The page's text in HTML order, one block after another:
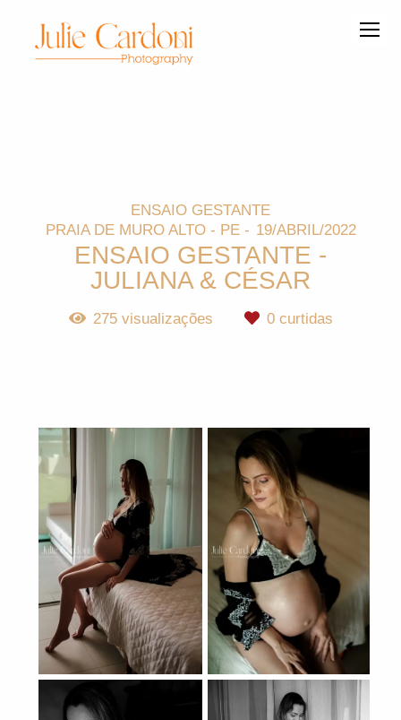
ENSAIO GESTANTE
PRAIA DE MURO ALTO - PE
19/ABRIL/2022
ENSAIO GESTANTE -
JULIANA & CÉSAR
275visualizações 0curtidas